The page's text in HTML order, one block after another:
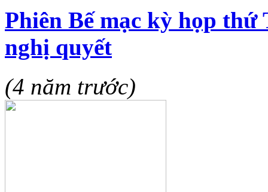
Phiên Bế mạc kỳ họp
nghị quyết
(4 năm trước)